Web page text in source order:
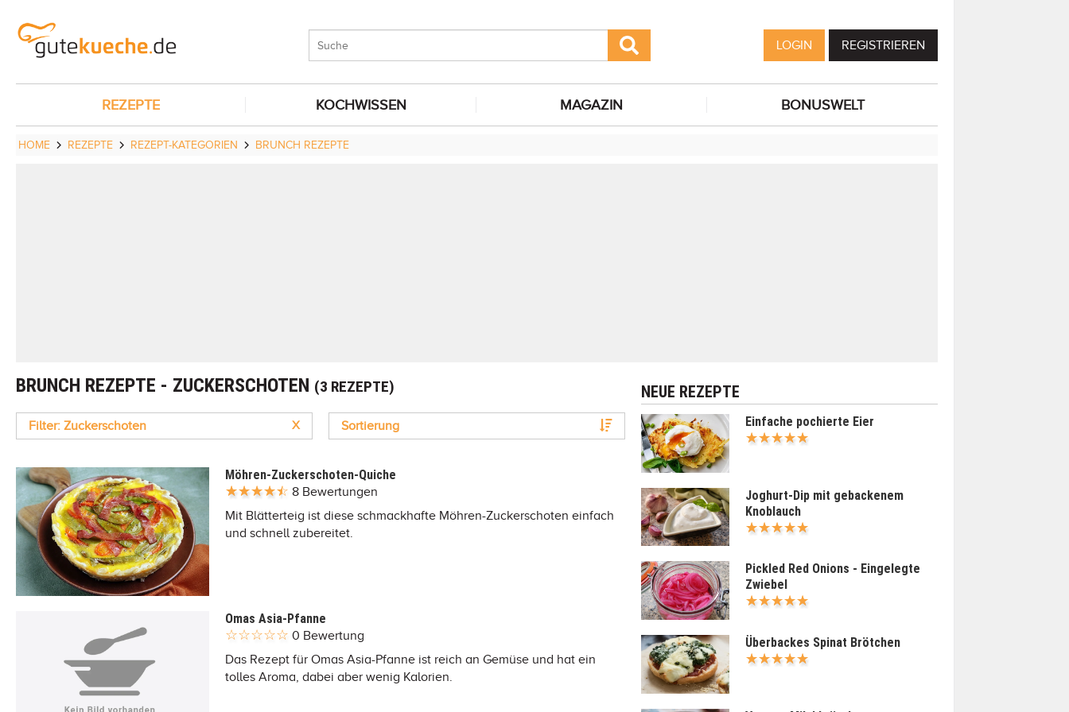
LOGIN REGISTRIEREN
REZEPTE KOCHWISSEN MAGAZIN BONUSWELT
HOME REZEPTE REZEPT-KATEGORIEN BRUNCH REZEPTE
BRUNCH REZEPTE - ZUCKERSCHOTEN (3 REZEPTE)
Filter: Zuckerschoten X Sortierung
Möhren-Zuckerschoten-Quiche
8 Bewertungen
Mit Blätterteig ist diese schmackhafte Möhren-Zuckerschoten einfach
und schnell zubereitet.
Omas Asia-Pfanne
0 Bewertung
Das Rezept für Omas Asia-Pfanne ist reich an Gemüse und hat ein
tolles Aroma, dabei aber wenig Kalorien.
NEUE REZEPTE
Einfache pochierte Eier
Joghurt-Dip mit gebackenem
Knoblauch
Pickled Red Onions - Eingelegte
Zwiebel
Überbackes Spinat Brötchen